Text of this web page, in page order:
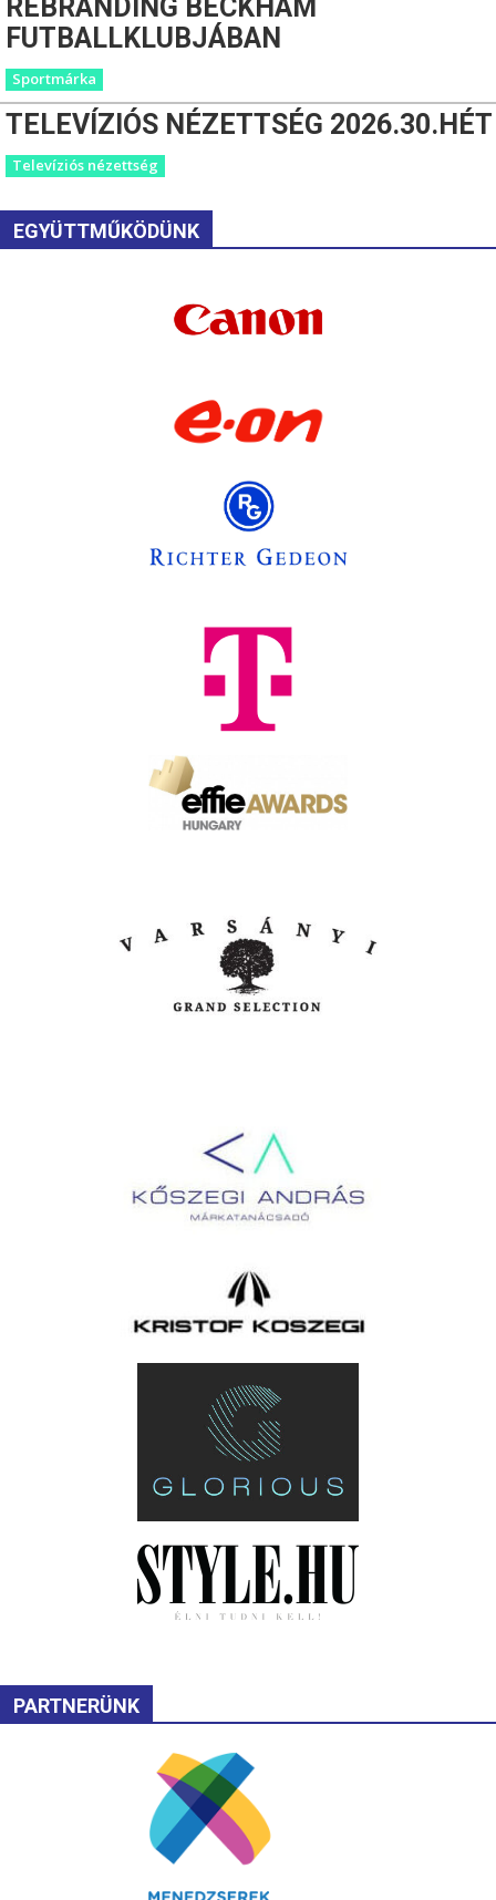
REBRANDING BECKHAM
FUTBALLKLUBJÁBAN
Sportmárka
TELEVÍZIÓS NÉZETTSÉG 2026.30.HÉT
Televíziós nézettség
EGYÜTTMŰKÖDÜNK
PARTNERÜNK